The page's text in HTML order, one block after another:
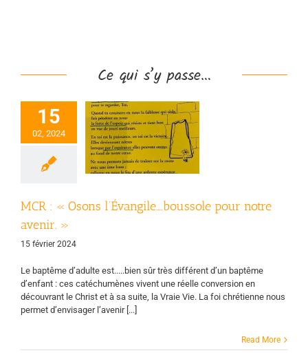
Ce qui s’y passe…
15
02, 2024
: « Osons
notre avenir.
MCR : « Osons l’Évangile….boussole pour notre
avenir. »
15 février 2024
Le baptême d’adulte est.....bien sûr très différent d’un baptême
d’enfant : ces catéchumènes vivent une réelle conversion en
découvrant le Christ et à sa suite, la Vraie Vie. La foi chrétienne nous
permet d’envisager l’avenir [...]
Read More